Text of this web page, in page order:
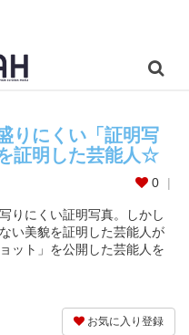
りにくい「証明写
証明した芸能人☆
0
りにくい証明写真。しかし
い美貌を証明した芸能人が
ット」を公開した芸能人を
お気に入り登録